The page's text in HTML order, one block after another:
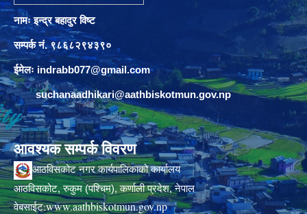
नामः इन्द्र बहादुर विष्ट
सम्पर्क नं. ९८६८२९४३९०
ईमेलः indrabb077@gmail.com
suchanaadhikari@aathbiskotmun.gov.np
आवश्यक सम्पर्क विवरण
आठविसकोट नगर कार्यपालिकाको कार्यालय
आठविसकोट, रुकुम (पश्चिम), कर्णाली प्रदेश, नेपाल
वेबसाईट:www.aathbiskotmun.gov.np